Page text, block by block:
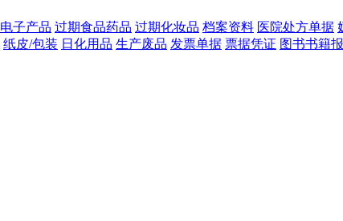
电子产品 过期食品药品 过期化妆品 档案资料 医院处方单据
纸皮/包装 日化用品 生产废品 发票单据 票据凭证 图书书籍